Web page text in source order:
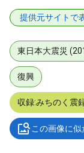
提供元サイトで
東日本大震災
復興
収録:みちのく震
この画像に